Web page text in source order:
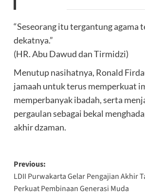
“Seseorang itu tergantung agama
dekatnya.”
(HR. Abu Dawud dan Tirmidzi)
Menutup nasihatnya, Ronald
jamaah untuk terus memperkuat
memperbanyak ibadah, serta
pergaulan sebagai bekal
akhir dzaman.
Post
navigation
Previous:
LDII Purwakarta Gelar Pengajian Akhir
Perkuat Pembinaan Generasi Muda